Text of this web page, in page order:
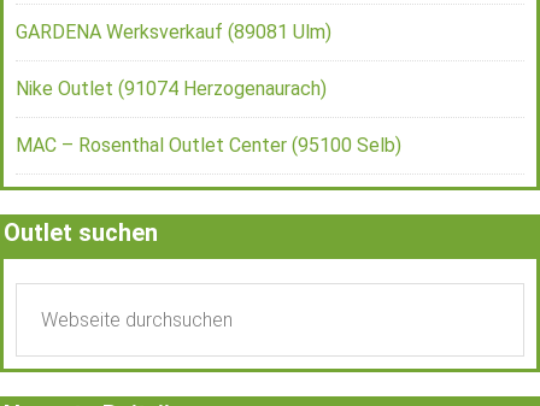
GARDENA Werksverkauf (89081 Ulm)
Nike Outlet (91074 Herzogenaurach)
MAC – Rosenthal Outlet Center (95100 Selb)
Outlet suchen